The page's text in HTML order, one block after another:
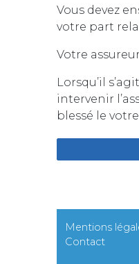
Vous devez
votre part
Votre
Lorsqu’il
intervenir
blessé le votre
Mentions
Contact